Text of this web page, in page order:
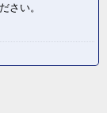
さい。